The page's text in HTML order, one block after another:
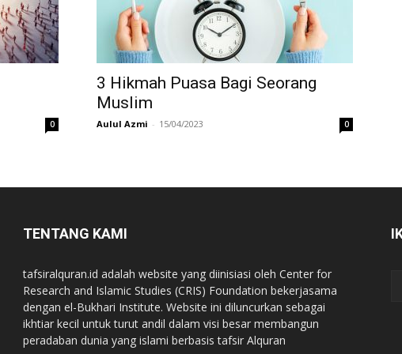
0
3 Hikmah Puasa Bagi Seorang
Muslim
Aulul Azmi - 15/04/2023 0
TENTANG KAMI
tafsiralquran.id adalah website yang diinisiasi oleh Center for
Research and Islamic Studies (CRIS) Foundation bekerjasama
dengan el-Bukhari Institute. Website ini diluncurkan sebagai
ikhtiar kecil untuk turut andil dalam visi besar membangun
peradaban dunia yang islami berbasis tafsir Alquran